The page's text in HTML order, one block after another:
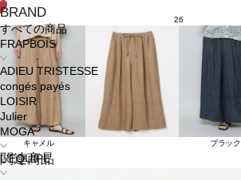
BRAND
すべての商品
FRAPBOIS
ADIEU TRISTESSE
congés payés
LOISIR
Julier
MOGA
L'EQUIPE
26
キャメル ブラック
関連商品